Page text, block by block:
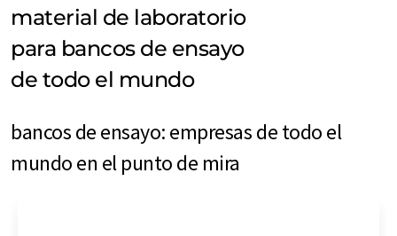
material de laboratorio
para bancos de ensayo
de todo el mundo
bancos de ensayo: empresas de todo el
mundo en el punto de mira